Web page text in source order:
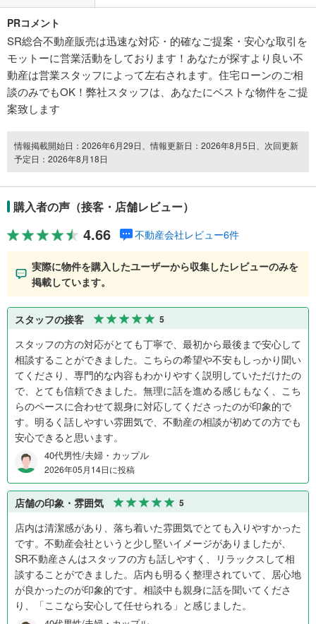
PRコメント
SR総合不動産販売は迅速な対応・的確なご提案・安心な取引を
モットーに営業活動をしております！あなたが探すより良い不
動産は営業スタッフによって左右されます。住宅ローンのご相
談のみでもOK！弊社スタッフは、あなたにベストな物件をご提
案致します
情報掲載開始日：2026年6月29日、情報更新日：2026年8月5日、次回更新
予定日：2026年8月18日
購入者の声（接客・店舗レビュー）
4.66 不動産会社レビュー6件
実際に物件を購入したユーザーから収集したレビューのみを
掲載しています。
スタッフの接客 5
スタッフの方の対応がとても丁寧で、最初から最後まで安心して
相談することができました。こちらの希望や不安もしっかり聞い
てくださり、専門的な内容もわかりやすく説明していただけたの
で、とても信頼できました。無理に話を進める感じもなく、こち
らのペースに合わせて親身に対応してくださったのが印象的で
す。明るく話しやすい雰囲気で、不動産の相談が初めての方でも
安心できると思います。
40代男性/夫婦・カップル
2026年05月14日に投稿
店舗の印象・雰囲気 5
店内は清潔感があり、落ち着いた雰囲気でとても入りやすかった
です。不動産会社というと少し堅いイメージがありましたが、
SR不動産さんはスタッフの方も話しやすく、リラックスして相
談することができました。店内も明るく整理されていて、居心地
が良かったのが印象的です。相談中も親身に話を聞いてくださ
り、「ここなら安心して任せられる」と感じました。